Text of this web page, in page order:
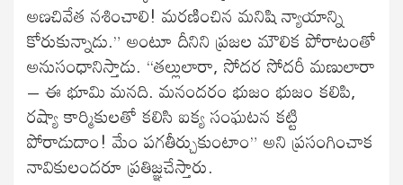
అణచివేత నశించాలి! మరణించిన మనిషి న్యాయాన్ని
కోరుకున్నాడు.” అంటూ దీనిని ప్రజల మౌలిక పోరాటంతో
అనుసంధానిస్తాడు. “తల్లులారా, సోదర సోదరీ మణులారా
– ఈ భూమి మనది. మనందరం భుజం భుజం కలిపి,
రష్యా కార్మికులతో కలిసి ఐక్య సంఘటన కట్టి
పోరాడుదాం! మేం పగతీర్చుకుంటాం” అని ప్రసంగించాక
నావికులందరూ ప్రతిజ్ఞచేస్తారు.